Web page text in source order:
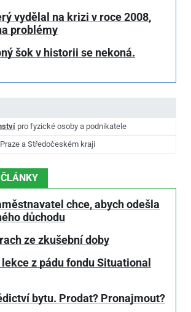
pro fyzické osoby a podnikatele
a Středočeském kraji
chce, abych odešla
důchodu
ze zkušební doby
z pádu fondu Situational
bytu. Prodat? Pronajmout?
vydělal na krizi v roce 2008,
problémy
šok v historii se nekoná.